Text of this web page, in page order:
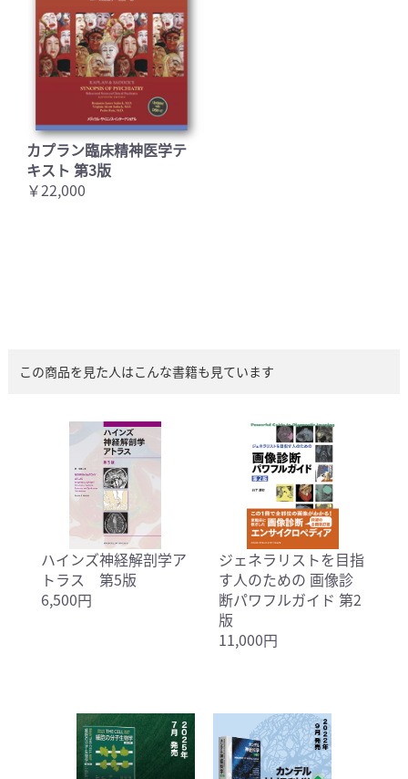
カプラン臨床精神医学テ
キスト 第3版
￥22,000
この商品を見た人はこんな書籍も見ています
ハインズ神経解剖学ア
トラス 第5版
6,500円
ジェネラリストを目指
す人のための 画像診
断パワフルガイド 第2
版
11,000円